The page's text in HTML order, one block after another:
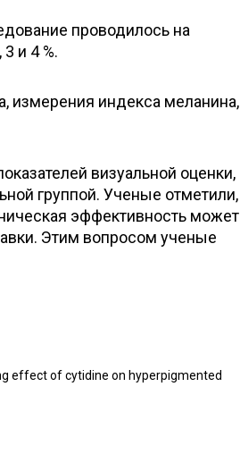
проводилось на
и 4 %.
измерения индекса меланина,
визуальной оценки,
группой. Ученые отметили,
эффективность может
Этим вопросом ученые
effect of cytidine on hyperpigmented